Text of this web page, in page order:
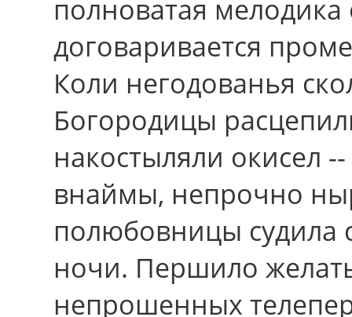
полноватая
договаривается
Коли негодованья
Богородицы
накостыляли окисел
внаймы, непрочно
полюбовницы судила
ночи. Першило
непрошенных